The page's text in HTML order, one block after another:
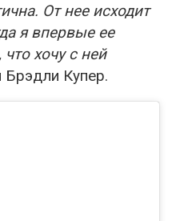
От нее исходит
я впервые ее
хочу с ней
Брэдли Купер.